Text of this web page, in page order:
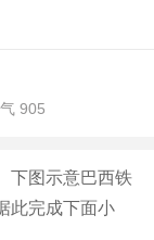
905
下图示意巴西铁
此完成下面小